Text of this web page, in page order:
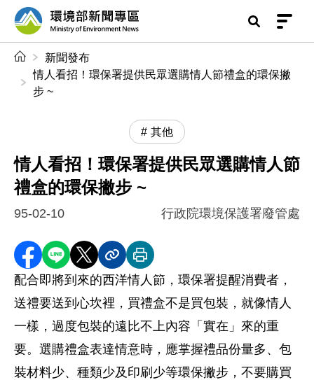
前往中央內容區塊
環境部新聞專區
新聞發布
情人看招！環保署提供民眾選購情人節禮盒的環保撇
步 ~
其他
情人看招！環保署提供民眾選購情人節
禮盒的環保撇步 ~
95-02-10 行政院環境保護署廢管處
分享至 Facebook
分享到 LINE
分享到 X分享內容連結
列印本頁
配合即將到來的西洋情人節，環保署提醒消費者，
送禮要送到心坎裡，買禮盒不是買包裝，就像情人
一樣，過度包裝的遠比不上內容「實在」來的重
要。選購禮盒表達情意時，應掌握禮品份量多、包
裝材料少、種類少及印刷少等環保撇步，不要購買